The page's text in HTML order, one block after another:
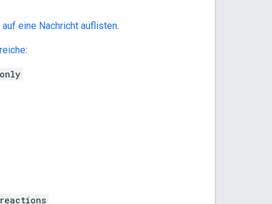
auf eine Nachricht auflisten.
: